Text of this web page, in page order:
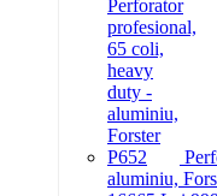
aluminiu,